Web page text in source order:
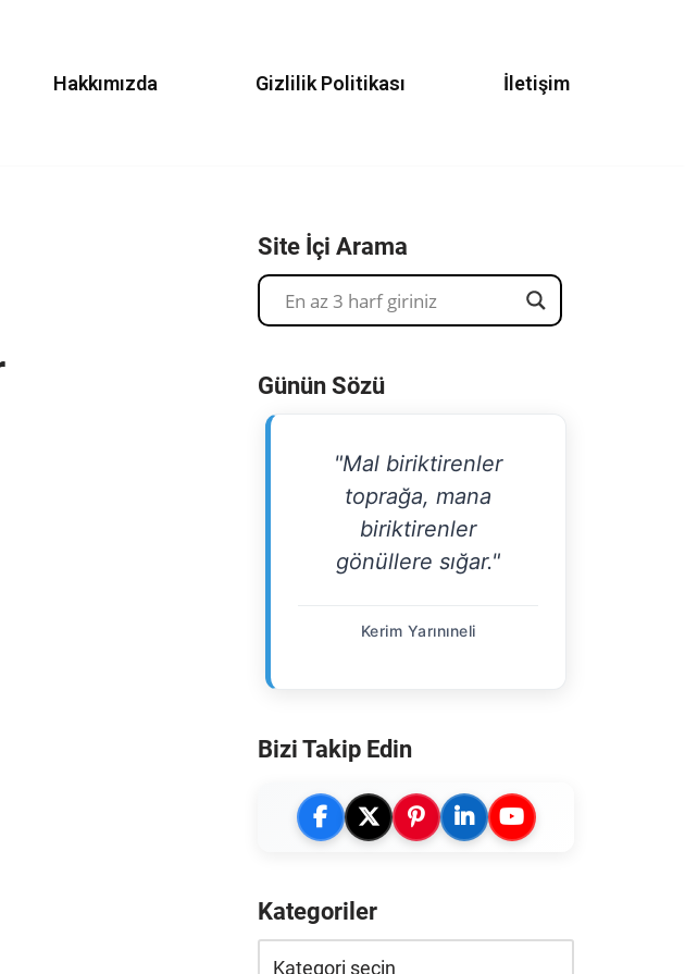
Hakkımızda Gizlilik Politikası İletişim
Site İçi Arama
Günün Sözü
"Mal biriktirenler
toprağa, mana
biriktirenler
gönüllere sığar."
Kerim Yarınıneli
Bizi Takip Edin
Kategoriler